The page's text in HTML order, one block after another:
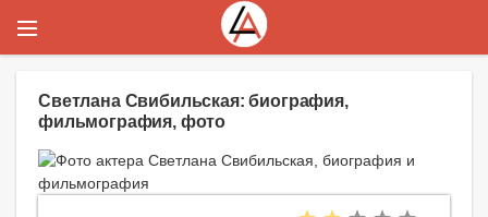
Светлана Свибильская: биография,
фильмография, фото